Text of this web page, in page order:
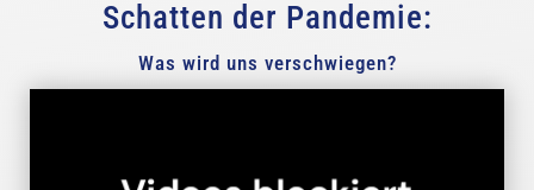
Schatten der Pandemie:
Was wird uns verschwiegen?